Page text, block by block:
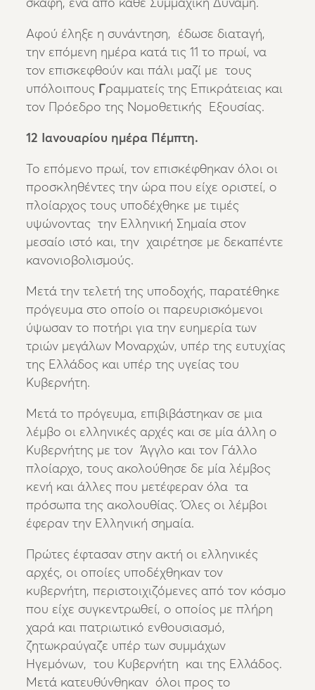
σκάφη, ένα από κάθε Συμμαχική Δύναμη.
Αφού έληξε η συνάντηση, έδωσε διαταγή,
την επόμενη ημέρα κατά τις 11 το πρωί, να
τον επισκεφθούν και πάλι μαζί με τους
υπόλοιπους Γραμματείς της Επικράτειας και
τον Πρόεδρο της Νομοθετικής Εξουσίας.
12 Ιανουαρίου ημέρα Πέμπτη.
Το επόμενο πρωί, τον επισκέφθηκαν όλοι οι
προσκληθέντες την ώρα που είχε οριστεί, ο
πλοίαρχος τους υποδέχθηκε με τιμές
υψώνοντας την Ελληνική Σημαία στον
μεσαίο ιστό και, την χαιρέτησε με δεκαπέντε
κανονιοβολισμούς.
Μετά την τελετή της υποδοχής, παρατέθηκε
πρόγευμα στο οποίο οι παρευρισκόμενοι
ύψωσαν το ποτήρι για την ευημερία των
τριών μεγάλων Μοναρχών, υπέρ της ευτυχίας
της Ελλάδος και υπέρ της υγείας του
Κυβερνήτη.
Μετά το πρόγευμα, επιβιβάστηκαν σε μια
λέμβο οι ελληνικές αρχές και σε μία άλλη ο
Κυβερνήτης με τον Άγγλο και τον Γάλλο
πλοίαρχο, τους ακολούθησε δε μία λέμβος
κενή και άλλες που μετέφεραν όλα τα
πρόσωπα της ακολουθίας. Όλες οι λέμβοι
έφεραν την Ελληνική σημαία.
Πρώτες έφτασαν στην ακτή οι ελληνικές
αρχές, οι οποίες υποδέχθηκαν τον
κυβερνήτη, περιστοιχιζόμενες από τον κόσμο
που είχε συγκεντρωθεί, ο οποίος με πλήρη
χαρά και πατριωτικό ενθουσιασμό,
ζητωκραύγαζε υπέρ των συμμάχων
Ηγεμόνων, του Κυβερνήτη και της Ελλάδος.
Μετά κατευθύνθηκαν όλοι προς το